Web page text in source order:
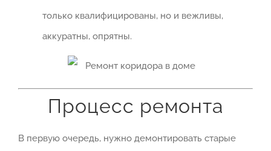
только квалифицированы, но и вежливы,
аккуратны, опрятны.
Процесс ремонта
В первую очередь, нужно демонтировать старые